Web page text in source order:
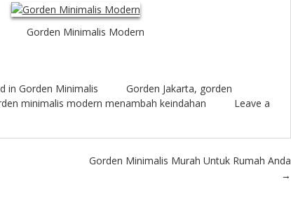
Gorden Minimalis Modern
in Gorden Minimalis Gorden Jakarta, gorden
minimalis modern menambah keindahan
Leave a
Gorden Minimalis Murah Untuk Rumah Anda
→